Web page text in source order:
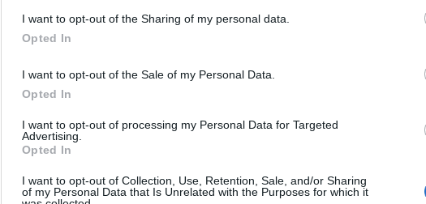
I want to opt-out of the Sharing of my personal data.
Opted In
I want to opt-out of the Sale of my Personal Data.
Opted In
I want to opt-out of processing my Personal Data for Targeted
Advertising.
Opted In
I want to opt-out of Collection, Use, Retention, Sale, and/or Sharing
of my Personal Data that Is Unrelated with the Purposes for which it
διεθνούς, διασυνδεδεμένης και δυναμικής ακαδημαϊκής
Αναφερόμενη στις μεγάλες προκλήσεις της εποχής, από
τεχνολογικές αλλαγές, η Υπουργός, υπογράμμισε ότι η
Σε μια περίοδο ουσιαστικών αλλαγών, η εκπαίδευση
εμπιστοσύνης στο μέλλον. Γι’ αυτό παραμένει μία από τις
μια επένδυση στους ανθρώπους, στο ταλέντο και στην πρόοδο
Η Υπουργός στάθηκε ιδιαίτερα στον ρόλο της
της Νοτιοανατολικής Ευρώπης, επισημαίνοντας ότι η
καινοτομίας και διεθνών συνεργασιών που μπορεί να